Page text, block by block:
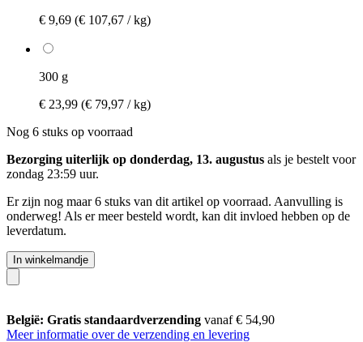
€ 9,69 (€ 107,67 / kg)
300 g
€ 23,99 (€ 79,97 / kg)
Nog 6 stuks op voorraad
Bezorging uiterlijk op donderdag, 13. augustus als je bestelt voor
zondag 23:59 uur.
Er zijn nog maar 6 stuks van dit artikel op voorraad. Aanvulling is
onderweg! Als er meer besteld wordt, kan dit invloed hebben op de
leverdatum.
In winkelmandje
België: Gratis standaardverzending vanaf € 54,90
Meer informatie over de verzending en levering